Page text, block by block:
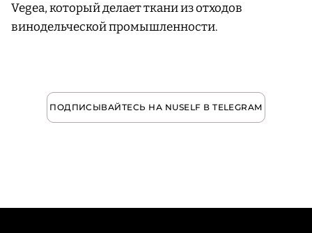
Vegea, который делает ткани из отходов
винодельческой промышленности.
ПОДПИСЫВАЙТЕСЬ НА NUSELF В TELEGRAM